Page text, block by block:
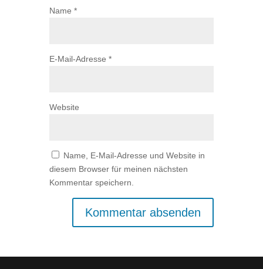
Name *
E-Mail-Adresse *
Website
Name, E-Mail-Adresse und Website in
diesem Browser für meinen nächsten
Kommentar speichern.